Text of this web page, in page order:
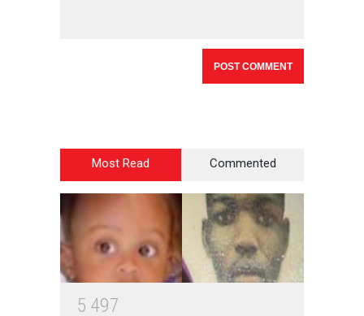
Most Read Commented
5 497